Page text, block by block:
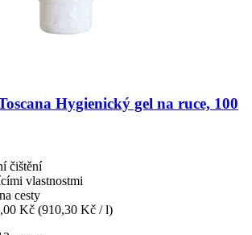
Hygienický gel na ruce, 100
čištění
vlastnostmi
cesty
Kč (910,30 Kč / l)